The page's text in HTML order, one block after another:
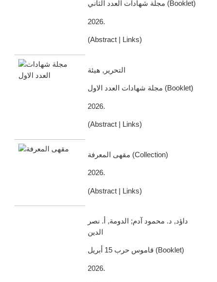
(Booklet)
2026.
(Abstract Links)
التحرير, هيئة
مجلة شهادات العدد الاول (Booklet)
2026.
(Abstract Links)
مقهى المعرفة (Collection)
2026.
(Abstract Links)
داؤد, د. محمود آدم; الدومة, أ. نصر
الدين
قاموس حرب 15 أبريل (Booklet)
2026.